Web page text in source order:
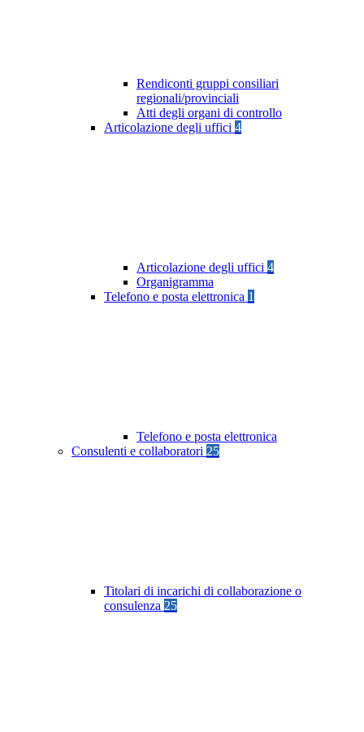
Rendiconti gruppi consiliari
regionali/provinciali
Atti degli organi di controllo
Articolazione degli uffici 4
Articolazione degli uffici 4
Organigramma
Telefono e posta elettronica 1
Telefono e posta elettronica
Consulenti e collaboratori 25
Titolari di incarichi di collaborazione o
consulenza 25